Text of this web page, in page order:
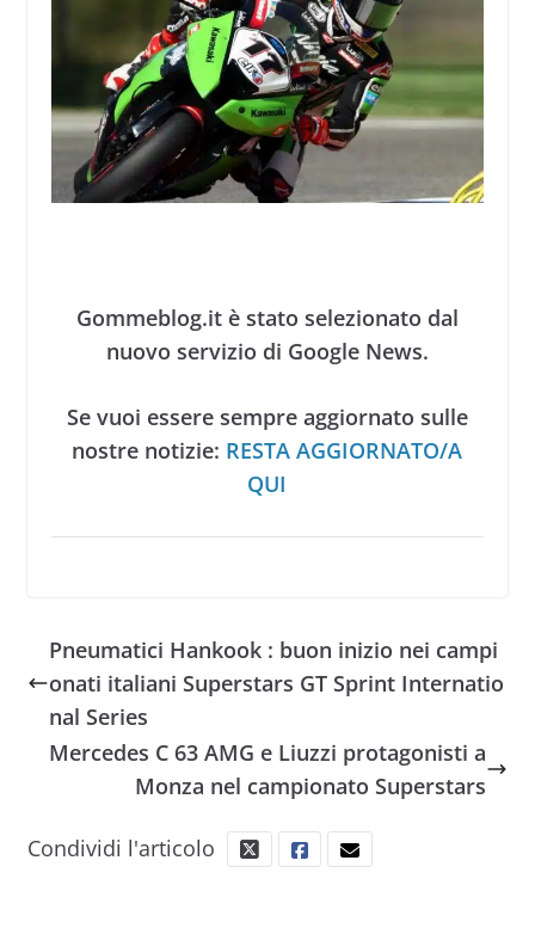
Gommeblog.it è stato selezionato dal
nuovo servizio di Google News.
Se vuoi essere sempre aggiornato sulle
nostre notizie: RESTA AGGIORNATO/A
QUI
Pneumatici Hankook : buon inizio nei campi
onati italiani Superstars GT Sprint Internatio
nal Series
Mercedes C 63 AMG e Liuzzi protagonisti a
Monza nel campionato Superstars
Condividi l'articolo